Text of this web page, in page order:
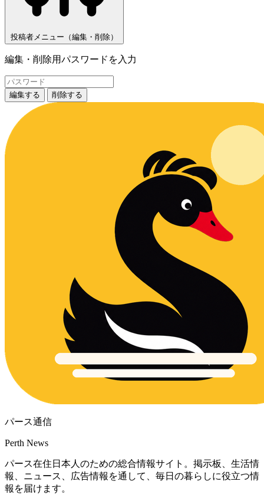
投稿者メニュー（編集・削除）
編集・削除用パスワードを入力
編集する 削除する
パース通信
Perth News
パース在住日本人のための総合情報サイト。掲示板、生活情
報、ニュース、広告情報を通して、毎日の暮らしに役立つ情
報を届けます。